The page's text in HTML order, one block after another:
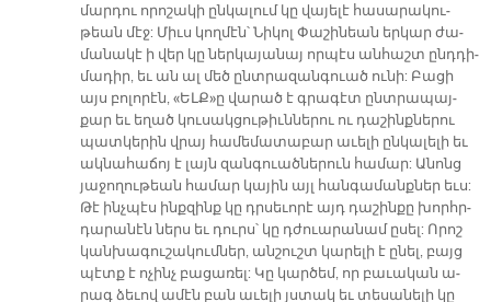
մար­դու ո­րո­շա­կի ըն­կա­լում կը վա­յե­լէ հա­սա­րա­կու­
թեան մէջ: Միւս կող­մէն՝ Նի­կոլ Փա­շի­նեան եր­կար ժա­
մա­նա­կէ ի վեր կը ներ­կա­յա­նայ որ­պէս ան­հաշտ ընդ­դի­
մա­դիր, եւ ան ալ մեծ ընտ­րա­զան­գուած ու­նի: Բա­ցի
այս բո­լո­րէն, «ԵԼՔ»ը վա­րած է գրա­գէտ ընտ­րա­պայ­
քար եւ ե­ղած կու­սակ­ցու­թիւն­նե­րու ու դա­շինք­նե­րու
պատ­կե­րին վրայ հա­մե­մա­տա­բար ա­ւե­լի ըն­կա­լե­լի եւ
ակ­նա­հա­ճոյ է լայն զան­գուած­նե­րուն հա­մար: Ա­նոնց
յա­ջո­ղու­թեան հա­մար կա­յին այլ հան­գա­մանք­ներ եւս:
Թէ ինչ­պէս ինք­զինք կը դրսե­ւո­րէ այդ դա­շին­քը խորհր­
դա­րա­նէն ներս եւ դուրս՝ կը դժուարա­նամ ը­սել: Ո­րոշ
կան­խա­գու­շա­կում­ներ, ան­շուշտ կա­րե­լի է ը­նել, բայց
պէտք է ո­չինչ բա­ցա­ռել: Կը կար­ծեմ, որ բա­ւա­կան ա­
րագ ձե­ւով ա­մէն բան ա­ւե­լի յստակ եւ տե­սա­նե­լի կը